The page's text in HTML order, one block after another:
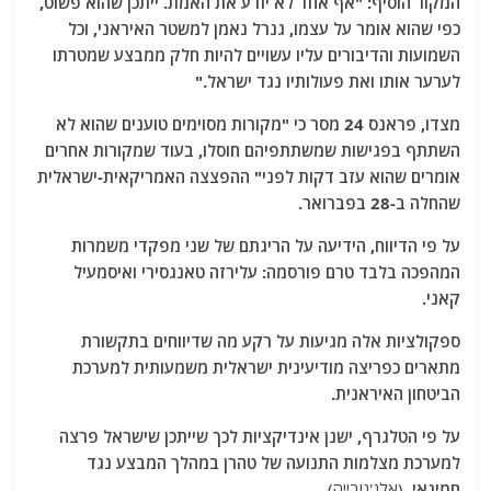
כפי שהוא אומר על עצמו, גנרל נאמן למשטר האיראני, וכל
השמועות והדיבורים עליו עשויים להיות חלק ממבצע שמטרתו
לערער אותו ואת פעולותיו נגד ישראל."
מצדו, פראנס 24 מסר כי "מקורות מסוימים טוענים שהוא לא
השתתף בפגישות שמשתתפיהם חוסלו, בעוד שמקורות אחרים
אומרים שהוא עזב דקות לפני" ההפצצה האמריקאית-ישראלית
שהחלה ב-28 בפברואר.
על פי הדיווח, הידיעה על הריגתם של שני מפקדי משמרות
המהפכה בלבד טרם פורסמה: עלירזה טאנגסירי ואיסמעיל
קאני.
ספקולציות אלה מגיעות על רקע מה שדיווחים בתקשורת
מתארים כפריצה מודיעינית ישראלית משמעותית למערכת
הביטחון האיראנית.
על פי הטלגרף, ישנן אינדיקציות לכך שייתכן שישראל פרצה
למערכת מצלמות התנועה של טהרן במהלך המבצע נגד